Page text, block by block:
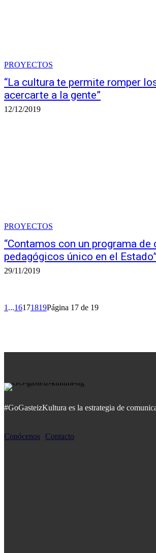
PROYECTOS
“La cultura te permite romper
acercarte a la gente”
12/12/2019
PROYECTOS
“Contamos con un programa
pedagógicos único en el Estado”
29/11/2019
1 ...16171819Página 17 de 19
#GoGasteizKultura es la estrategia de
Conócenos Contacto